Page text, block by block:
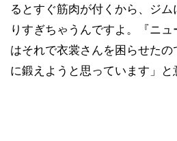
るとすぐ筋肉が付くから、ジ
りすぎちゃうんですよ。『ニ
はそれで衣裳さんを困らせた
に鍛えようと思っています」と